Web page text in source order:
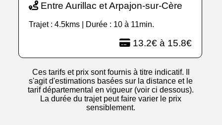
Entre Aurillac et Arpajon-sur-Cère
Trajet : 4.5kms | Durée : 10 à 11min.
13.2€ à 15.8€
Ces tarifs et prix sont fournis à titre indicatif. Il
s'agit d'estimations basées sur la distance et le
tarif départemental en vigueur (voir ci dessous).
La durée du trajet peut faire varier le prix
sensiblement.